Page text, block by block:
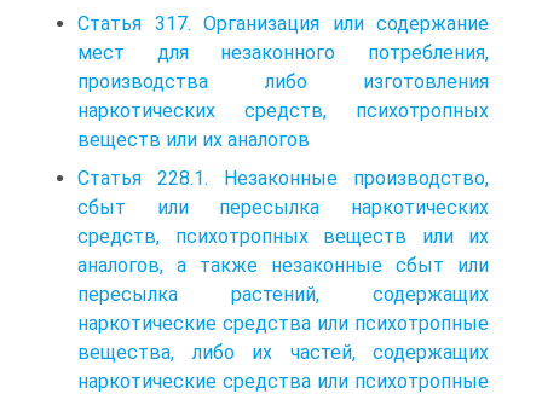
Статья 317. Организация или содержание
мест для незаконного потребления,
производства либо изготовления
наркотических средств, психотропных
веществ или их аналогов
Статья 228.1. Незаконные производство,
сбыт или пересылка наркотических
средств, психотропных веществ или их
аналогов, а также незаконные сбыт или
пересылка растений, содержащих
наркотические средства или психотропные
вещества, либо их частей, содержащих
наркотические средства или психотропные